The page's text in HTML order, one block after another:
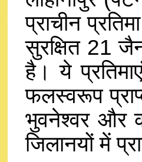
प्राचीन
सुरक्षित 21
है। ये
फलस्वरूप
भुवनेश्वर और
जिलानयों में